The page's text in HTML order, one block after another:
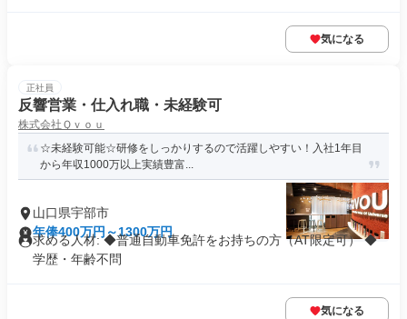
気になる
正社員
反響営業・仕入れ職・未経験可
株式会社Ｑｖｏｕ
☆未経験可能☆研修をしっかりするので活躍しやすい！入社1年目
から年収1000万以上実績豊富...
山口県宇部市
年俸400万円～1300万円
求める人材: ◆普通自動車免許をお持ちの方（AT限定可） ◆
学歴・年齢不問
気になる